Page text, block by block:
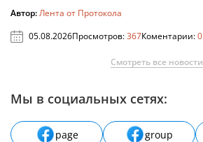
Автор:Лента от Протокола
05.08.2026Просмотров:367Коментарии:0
Смотреть все новости
Мы в социальных сетях:
page group